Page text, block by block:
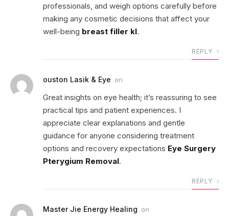
professionals, and weigh options carefully before
making any cosmetic decisions that affect your
well-being breast filler kl.
REPLY
ouston Lasik & Eye on
Great insights on eye health; it’s reassuring to see
practical tips and patient experiences. I
appreciate clear explanations and gentle
guidance for anyone considering treatment
options and recovery expectations Eye Surgery
Pterygium Removal.
REPLY
Master Jie Energy Healing on